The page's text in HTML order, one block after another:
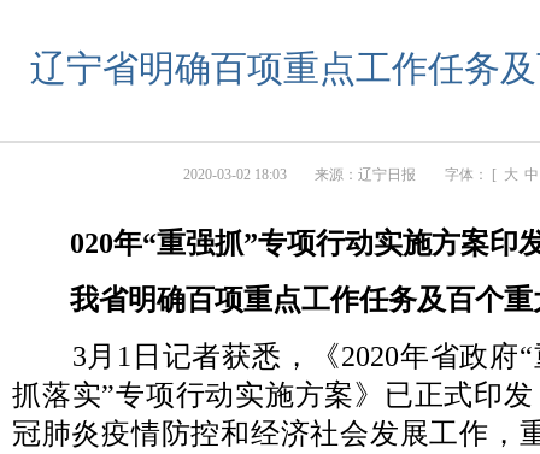
辽宁省明确百项重点工作任务
2020-03-02 18:03 来源： 辽宁日报 字体： [ 大 中
020年“重强抓”专项行动实施方案印
我省明确百项重点工作任务及百个
3月1日记者获悉，《2020年省政府
抓落实”专项行动实施方案》已正式印
冠肺炎疫情防控和经济社会发展工作，